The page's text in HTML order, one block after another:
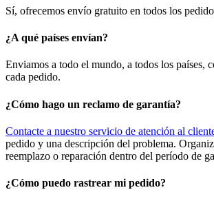
Sí, ofrecemos envío gratuito en todos los
¿A qué países envían?
Enviamos a todo el mundo, a todos los países,
cada pedido.
¿Cómo hago un reclamo de garantía?
Contacte a nuestro servicio de atención al
pedido y una descripción del problema.
reemplazo o reparación dentro del período de
¿Cómo puedo rastrear mi pedido?